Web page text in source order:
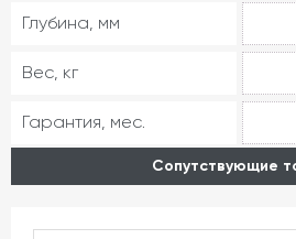
Глубина, мм
Вес, кг
Гарантия, мес.
Сопутствующие